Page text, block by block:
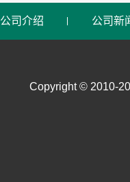
公司介绍 公司新
Copyright © 2010-